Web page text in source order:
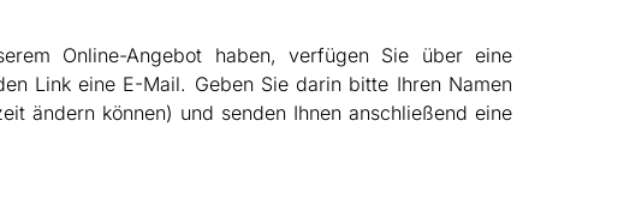
Online-Angebot haben, verfügen Sie über eine
Link eine E-Mail. Geben Sie darin bitte Ihren Namen
ändern können) und senden Ihnen anschließend eine